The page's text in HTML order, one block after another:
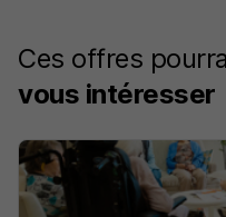
Ces offres
vous intéresser